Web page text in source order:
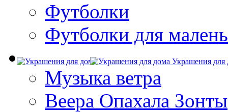
Футболки
Футболки для
Украшения для
Музыка ветра
Веера Опахала Зонты